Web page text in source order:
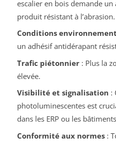
escalier en bois demande
produit résistant à l’abrasion.
Conditions
un adhésif antidérapant
Trafic piétonnier: Plus la
élevée.
Visibilité et signalisation :
photoluminescentes est
dans les ERP ou les
Conformité aux normes: